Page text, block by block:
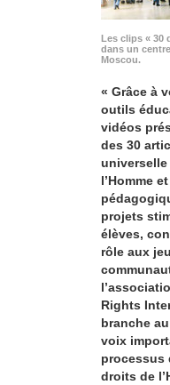
Les clips « 30
dans un
Moscou.
« Grâce à
outils
vidéos
des 30
l’Homme
projets
élèves,
rôle aux
Rights
branche
voix
processus
droits de